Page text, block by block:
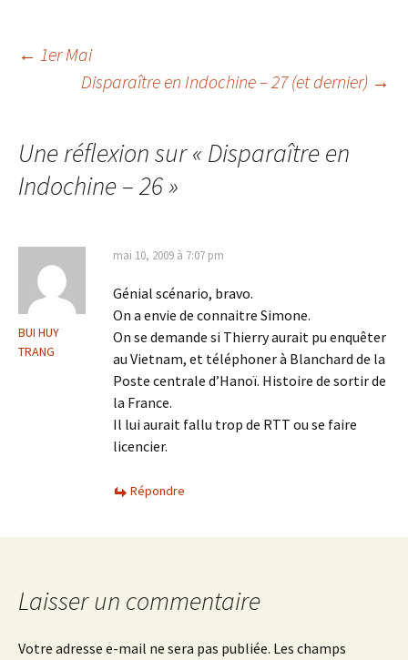
Navigation
articles
← 1er Mai
Disparaître en Indochine – 27 (et dernier) →
Une réflexion sur « Disparaître en
Indochine – 26»
BUI HUY
TRANG
mai 10, 2009 à 7:07 pm
Génial scénario, bravo.
On a envie de connaitre Simone.
On se demande si Thierry aurait pu enquêter
au Vietnam, et téléphoner à Blanchard de la
Poste centrale d’Hanoï. Histoire de sortir de
la France.
Il lui aurait fallu trop de RTT ou se faire
licencier.
Répondre
Laisser un commentaire
Votre adresse e-mail ne sera pas publiée. Les champs